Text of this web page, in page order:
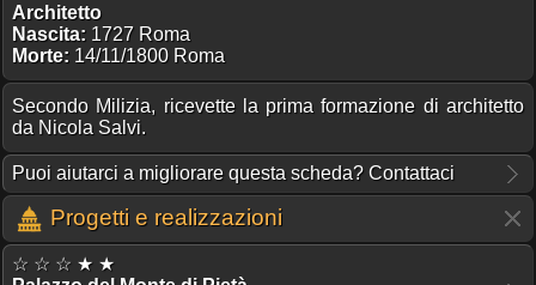
Architetto
Nascita: 1727 Roma
Morte: 14/11/1800 Roma
Secondo Milizia, ricevette la prima formazione di architetto
da Nicola Salvi.
Puoi aiutarci a migliorare questa scheda? Contattaci
Progetti e realizzazioni
☆ ☆ ☆ ★ ★